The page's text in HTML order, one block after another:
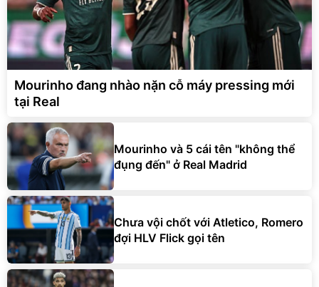
Mourinho đang nhào nặn cỗ máy pressing mới
tại Real
Mourinho và 5 cái tên "không thể
đụng đến" ở Real Madrid
Chưa vội chốt với Atletico, Romero
đợi HLV Flick gọi tên